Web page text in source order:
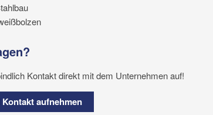
Kontakt direkt mit dem Unternehmen auf!
aufnehmen